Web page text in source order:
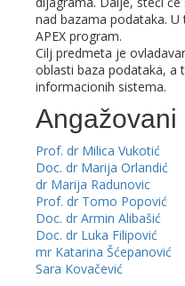
nad bazama podataka.
APEX program.
Cilj predmeta je
oblasti baza podataka, a
informacionih sistema.
Angažovani
Prof. dr Milica Vukotić
Doc. dr Marija Orlandić
dr Marija Radunovic
Prof. dr Tomo Popović
Doc. dr Armin Alibašić
Doc. dr Luka Filipović
mr Katarina Šćepanović
Sara Kovačević